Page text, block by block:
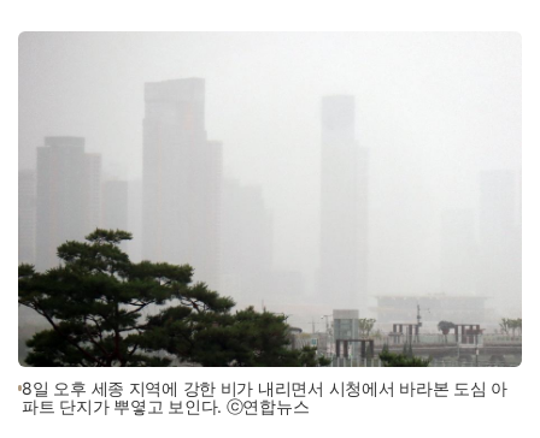
8일 오후 세종 지역에 강한 비가 내리면서 시청에서 바라본 도심 아
파트 단지가 뿌옇고 보인다. ⓒ연합뉴스